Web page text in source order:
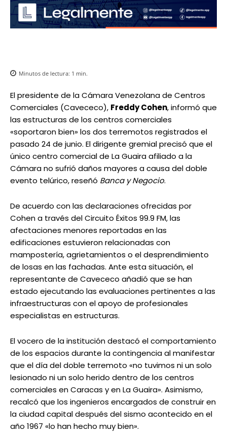
Minutos de lectura: 1 min.
El presidente de la Cámara Venezolana de Centros
Comerciales (Cavececo), Freddy Cohen, informó que
las estructuras de los centros comerciales
«soportaron bien» los dos terremotos registrados el
pasado 24 de junio. El dirigente gremial precisó que el
único centro comercial de La Guaira afiliado a la
Cámara no sufrió daños mayores a causa del doble
evento telúrico, reseñó Banca y Negocio.
De acuerdo con las declaraciones ofrecidas por
Cohen a través del Circuito Éxitos 99.9 FM, las
afectaciones menores reportadas en las
edificaciones estuvieron relacionadas con
mampostería, agrietamientos o el desprendimiento
de losas en las fachadas. Ante esta situación, el
representante de Cavececo añadió que se han
estado ejecutando las evaluaciones pertinentes a las
infraestructuras con el apoyo de profesionales
especialistas en estructuras.
El vocero de la institución destacó el comportamiento
de los espacios durante la contingencia al manifestar
que el día del doble terremoto «no tuvimos ni un solo
lesionado ni un solo herido dentro de los centros
comerciales en Caracas y en La Guaira». Asimismo,
recalcó que los ingenieros encargados de construir en
la ciudad capital después del sismo acontecido en el
año 1967 «lo han hecho muy bien».